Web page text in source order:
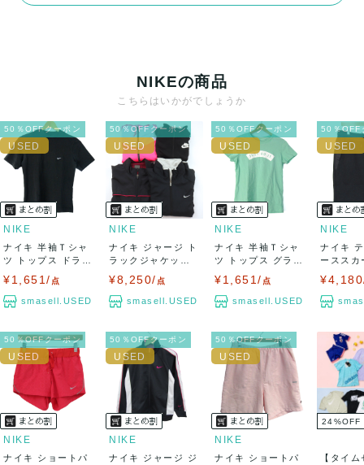
決済方法
送料：¥1,650 (見込み)
送料表を確認する
出荷目安：5営業日以内
出荷予定日：なるべく最短で発送致します。
兵庫県から出荷
NIKEの商品
こちらはいかがでしょうか
50％OFFクーポン
NIKE
ナイキ 半袖Ｔシャ
ツ トップス ドライ
¥1,651/ 点
smasell.USED
50％OFFクーポン
NIKE
ナイキ ジャージ ト
ラックジャケット
¥8,250/ 点
smasell.USED
50％OFFクーポン
NIKE
ナイキ 半袖Ｔシャ
ツ トップス グラフ
¥1,651/ 点
smasell.USED
50％OFF
NIKE
ナイキ
ーススカ
50％OFFクーポン
NIKE
ナイキ ショートパ
50％OFFクーポン
NIKE
ナイキ ジャージ ジ
50％OFFクーポン
NIKE
ナイキ ショートパ
24%OFF
【タイ